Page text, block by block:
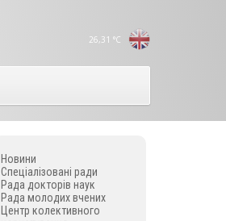
26,31 °C
Новини
Спеціалізовані ради
Рада докторів наук
Рада молодих вчених
Центр колективного